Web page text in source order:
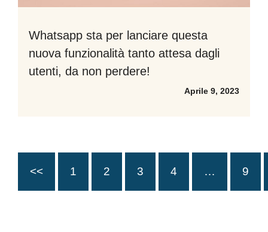
Whatsapp sta per lanciare questa
nuova funzionalità tanto attesa dagli
utenti, da non perdere!
Aprile 9, 2023
<< 1 2 3 4 … 9